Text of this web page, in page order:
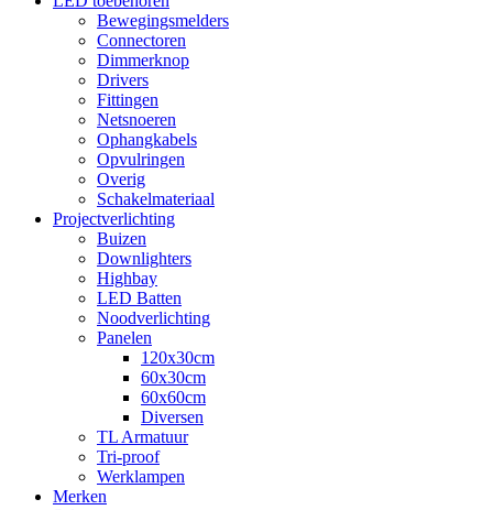
Bewegingsmelders
Connectoren
Dimmerknop
Drivers
Fittingen
Netsnoeren
Ophangkabels
Opvulringen
Overig
Schakelmateriaal
Projectverlichting
Buizen
Downlighters
Highbay
LED Batten
Noodverlichting
Panelen
120x30cm
60x30cm
60x60cm
Diversen
TL Armatuur
Tri-proof
Werklampen
Merken